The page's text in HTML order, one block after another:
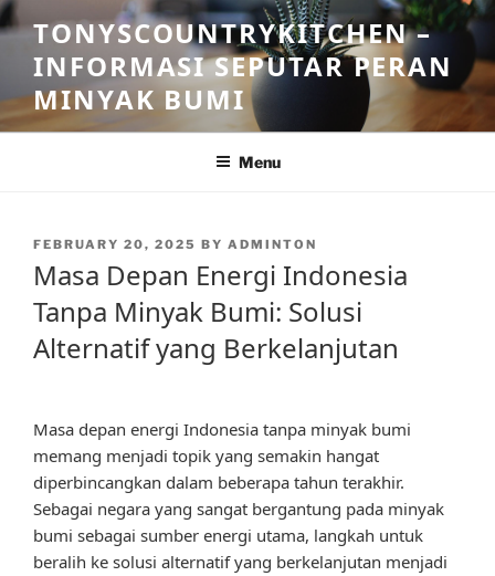
Skip
to
content
TONYSCOUNTRYKITCHEN –
INFORMASI SEPUTAR PERAN
MINYAK BUMI
Menu
POSTED
FEBRUARY 20, 2025 BY ADMINTON
Masa Depan Energi Indonesia
Tanpa Minyak Bumi: Solusi
Alternatif yang Berkelanjutan
Masa depan energi Indonesia tanpa minyak bumi
memang menjadi topik yang semakin hangat
diperbincangkan dalam beberapa tahun terakhir.
Sebagai negara yang sangat bergantung pada minyak
bumi sebagai sumber energi utama, langkah untuk
beralih ke solusi alternatif yang berkelanjutan menjadi